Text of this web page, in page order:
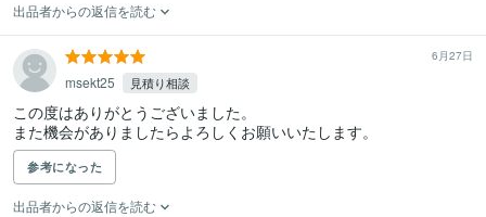
出品者からの返信を読む
6月27日
msekt25 見積り相談
この度はありがとうございました。
また機会がありましたらよろしくお願いいたします。
参考になった
出品者からの返信を読む